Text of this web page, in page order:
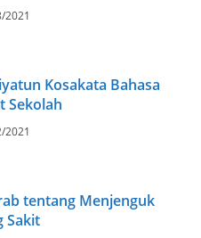
2021
Kosakata Bahasa
Sekolah
2021
tentang Menjenguk
Sakit